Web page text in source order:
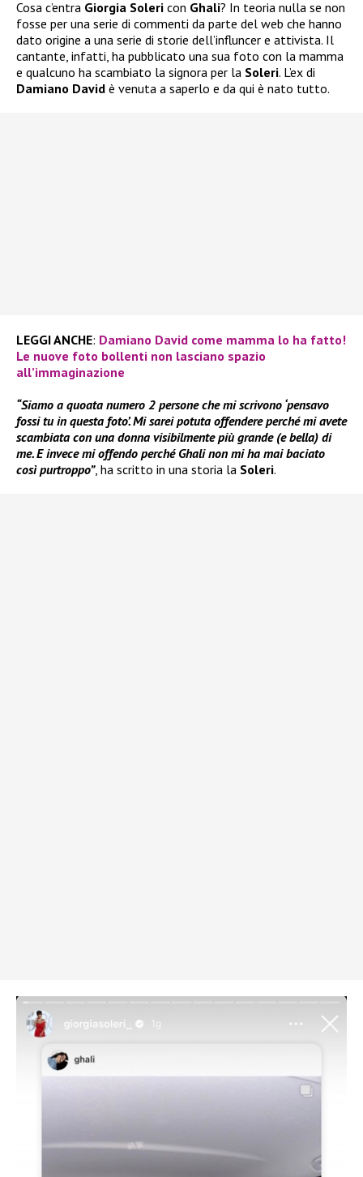
Cosa c’entra Giorgia Soleri con Ghali? In teoria nulla se non
fosse per una serie di commenti da parte del web che hanno
dato origine a una serie di storie dell’influncer e attivista. Il
cantante, infatti, ha pubblicato una sua foto con la mamma
e qualcuno ha scambiato la signora per la Soleri. L’ex di
Damiano David è venuta a saperlo e da qui è nato tutto.
LEGGI ANCHE: Damiano David come mamma lo ha fatto!
Le nuove foto bollenti non lasciano spazio
all’immaginazione
“Siamo a quoata numero 2 persone che mi scrivono ‘pensavo
fossi tu in questa foto’. Mi sarei potuta offendere perché mi avete
scambiata con una donna visibilmente più grande (e bella) di
me. E invece mi offendo perché Ghali non mi ha mai baciato
così purtroppo”, ha scritto in una storia la Soleri.